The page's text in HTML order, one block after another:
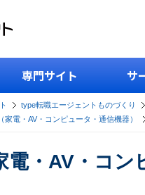
専門サイト サ
type転職エージェントものづくり
家電・AV・コンピュータ・通信機器）
電・AV・コ